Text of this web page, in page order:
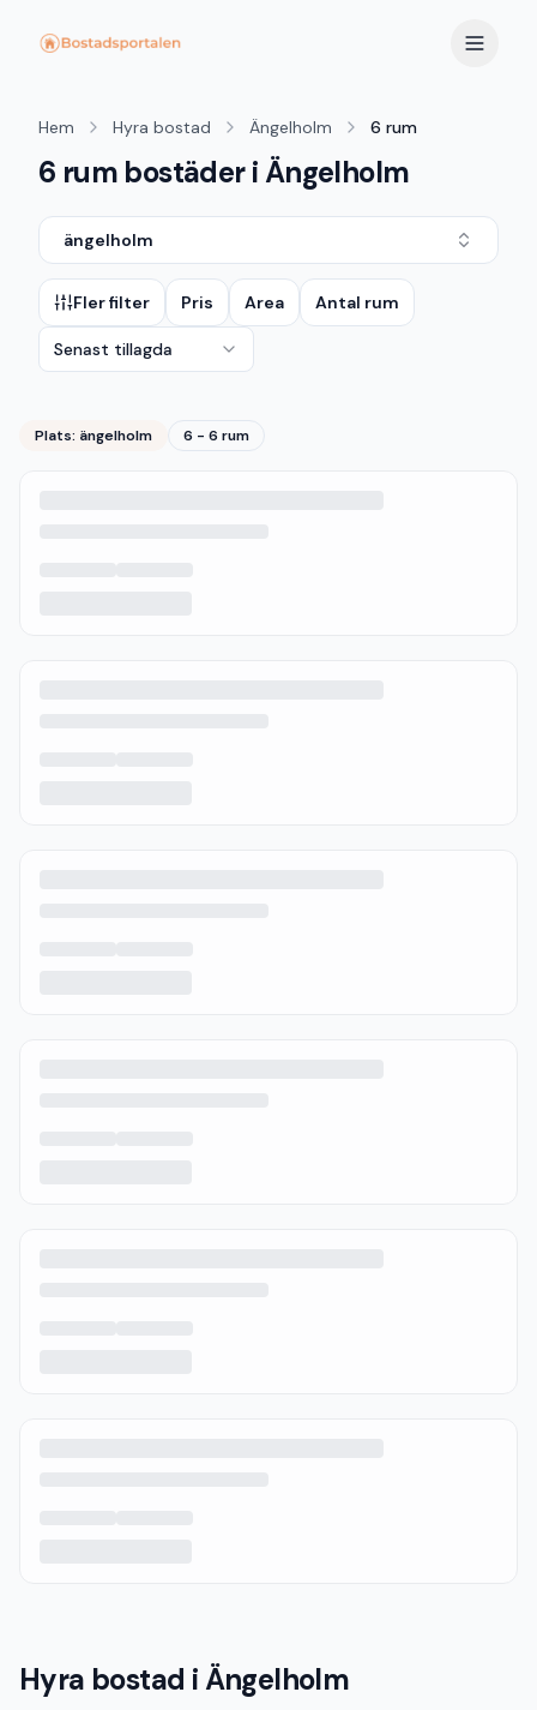
Hem Hyra bostad Ängelholm 6 rum
6 rum bostäder i Ängelholm
ängelholm
Fler filter Pris Area Antal rum
Senast tillagda
Plats: ängelholm 6 - 6 rum
Hyra bostad i Ängelholm